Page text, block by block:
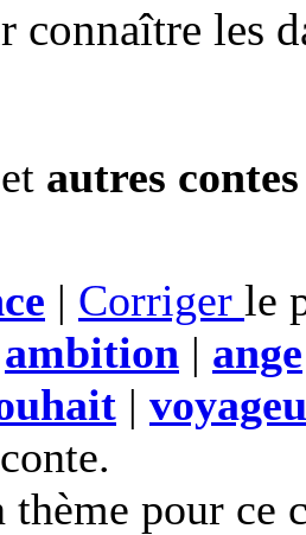
connaître les
autres contes
| Corriger le
ambition | ange
|
thème pour ce